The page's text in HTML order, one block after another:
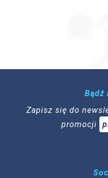
Bądź
Zapisz się do
promocji